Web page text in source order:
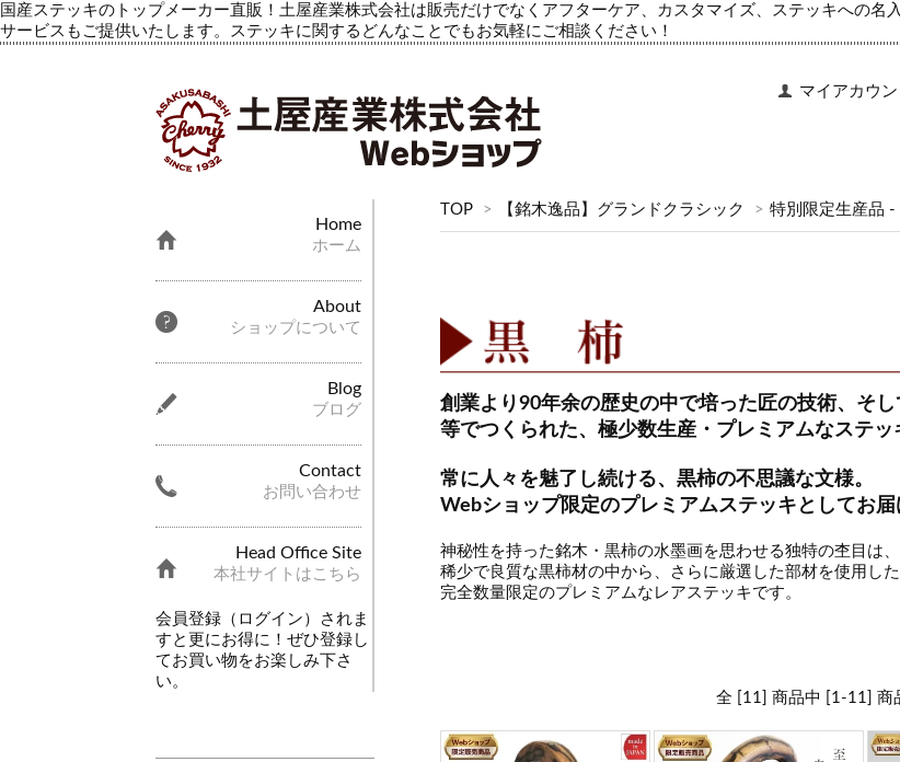
国産ステッキのトップメーカー直販！土屋産業株式会社は販売だけでなくアフターケア、カスタマイズ、ステッキへの
サービスもご提供いたします。ステッキに関するどんなことでもお気軽にご相談ください！
マイアカウン
TOP > 【銘木逸品】グランドクラシック > 特別限定生産品 -
創業より90年余の歴史の中で培った匠の技術、そ
等でつくられた、極少数生産・プレミアムなステッ
常に人々を魅了し続ける、黒柿の不思議な文様。
Webショップ限定のプレミアムステッキとしてお届
神秘性を持った銘木・黒柿の水墨画を思わせる独特の杢目は
稀少で良質な黒柿材の中から、さらに厳選した部材を使用し
完全数量限定のプレミアムなレアステッキです。
全 [11] 商品中 [1-11] 商
Home
ホーム
About
ショップについて
Blog
ブログ
Contact
お問い合わせ
Head Office Site
本社サイトはこちら
会員登録（ログイン）されま
すと更にお得に！ぜひ登録し
てお買い物をお楽しみ下さ
い。